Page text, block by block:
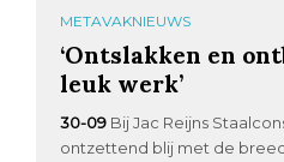
METAVAKNIEUWS
‘Ontslakken en
leuk werk’
30-09 Bij Jac Reijns
ontzettend blij met de